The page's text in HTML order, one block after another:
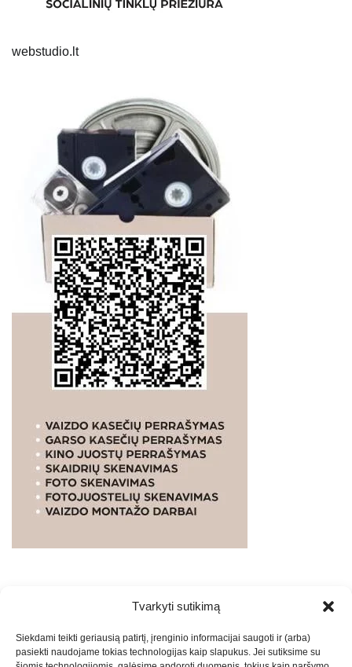
Tvarkyti sutikimą
Siekdami teikti geriausią patirtį, įrenginio informacijai saugoti ir (arba)
pasiekti naudojame tokias technologijas kaip slapukus. Jei sutiksime su
webstudio.lt
PASLAUGOS. SEO tekstų rašymas, turinio kūrimas,
straipsnių rašymas ir talpinimas į mūsų valdomas